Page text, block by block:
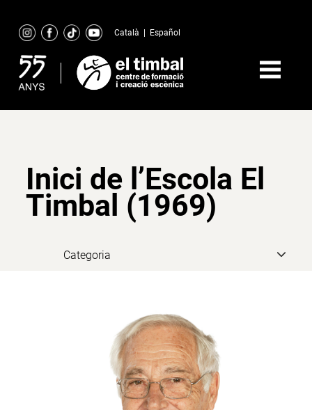
content
Català Español
Inici de l’Escola El
Timbal (1969)